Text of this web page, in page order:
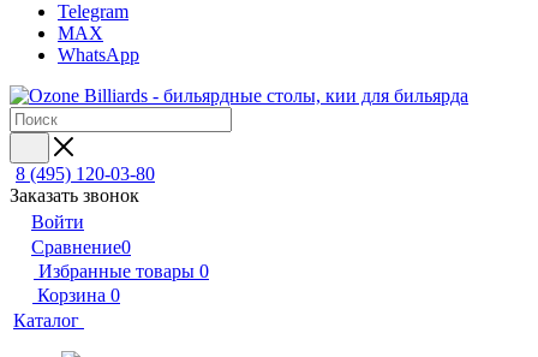
Telegram
MAX
WhatsApp
8 (495) 120-03-80
Заказать звонок
Войти
Сравнение0
Избранные товары 0
Корзина 0
Каталог